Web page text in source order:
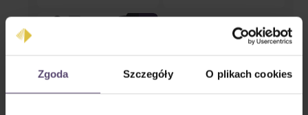
Zgoda Szczegóły O plikach cookies